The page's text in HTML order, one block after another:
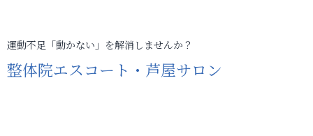
運動不足「動かない」を解消しませんか？
整体院エスコート・芦屋サロン